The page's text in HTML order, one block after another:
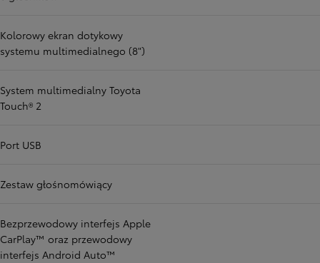
Kolorowy ekran dotykowy
systemu multimedialnego (8")
System multimedialny Toyota
Touch® 2
Port USB
Zestaw głośnomówiący
Bezprzewodowy interfejs Apple
CarPlay™ oraz przewodowy
interfejs Android Auto™